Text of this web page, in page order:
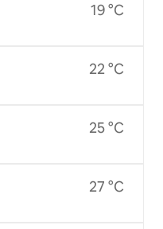
19 °C
22 °C
25 °C
27 °C